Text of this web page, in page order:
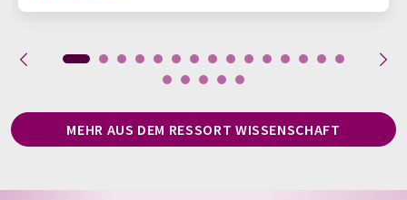
MEHR AUS DEM RESSORT WISSENSCHAFT